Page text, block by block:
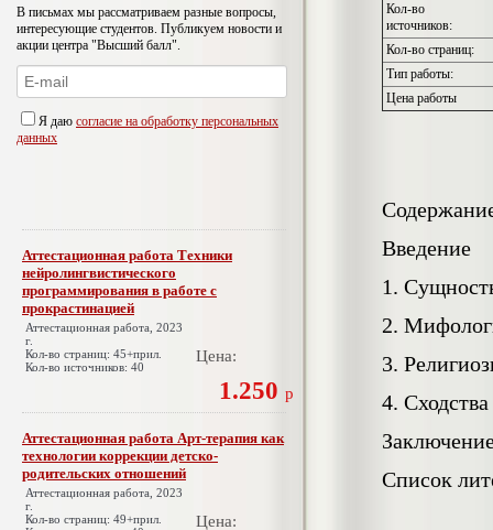
В письмах мы рассматриваем разные вопросы,
интересующие студентов. Публикуем новости и
акции центра "Высший балл".
Я даю согласие на обработку персональных
данных
Аттестационная работа Техники
нейролингвистического
программирования в работе с
прокрастинацией
Аттестационная работа, 2023
г.
Кол-во страниц: 45+прил.
Кол-во источников: 40
Цена:
1.250 р
Аттестационная работа Арт-терапия как
технологии коррекции детско-
родительских отношений
Аттестационная работа, 2023
г.
Кол-во страниц: 49+прил.
Цена:
Кол-во
источников:
Кол-во страниц:
Тип работы:
Цена работы
Введение
1.
2.
3.
4.
Список